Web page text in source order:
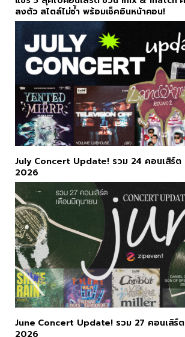
ลงตัว สไตล์ไม่ซ้ำ พร้อมเช็คอินหน้าคอน!
July Concert Update! รวม 24 คอนเสิร์ต
2026
June Concert Update! รวม 27 คอนเสิร์
2026